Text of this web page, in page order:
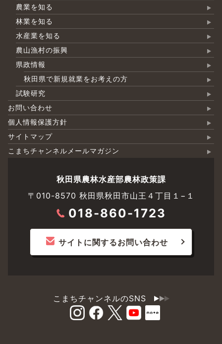
農業を知る
林業を知る
水産業を知る
農山漁村の振興
県政情報
秋田県で新規就業をお考えの方
試験研究
お問い合わせ
個人情報保護方針
サイトマップ
こまちチャンネルメールマガジン
秋田県農林水産部農林政策課
〒010-8570 秋田県秋田市山王４丁目１−１
018-860-1723
サイトに関するお問い合わせ
こまちチャンネルのSNS